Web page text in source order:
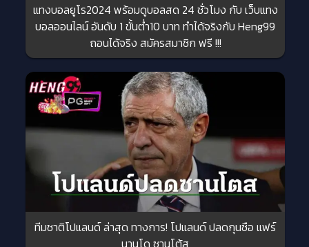
แทงบอลยูโร2024 พร้อมดูบอลสด 24 ชั่วโมง กับ เว็บแทง
บอลออนไลน์ อันดับ 1 ขั้นต่ำ10 บาท ทำได้จริงกับ Heng99
ถอนได้จริง สมัครสมาชิก ฟรี !!!
ทีมชาติโปแลนด์ ล่าสุด ทางการ! โปแลนด์ ปลดกุนซือ แฟร์